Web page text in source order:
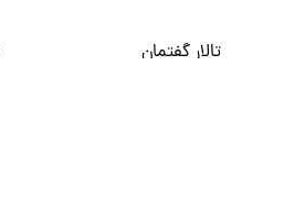
تالار گفتمان